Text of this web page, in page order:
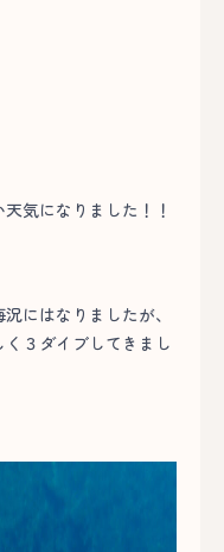
気になりました！！
にはなりましたが、
３ダイブしてきまし